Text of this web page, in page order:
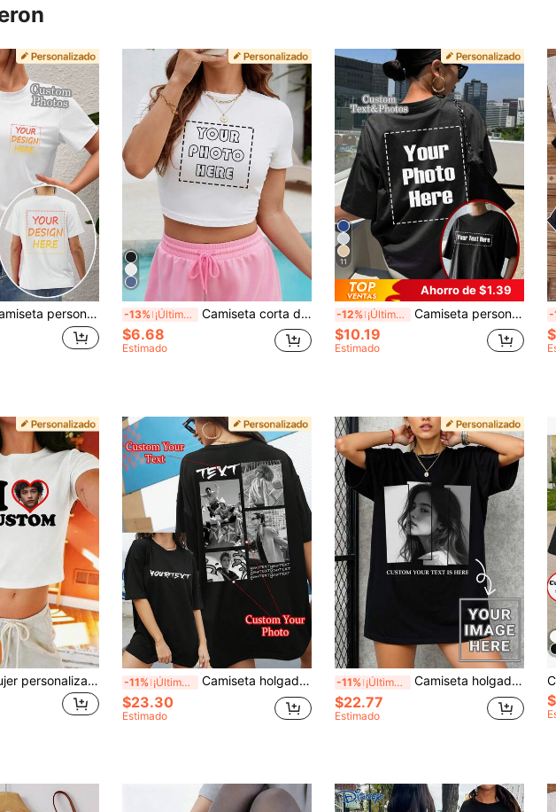
Añade tu foto, estampados en el frente y la espalda, regalo personalizado para novia, pareja a juego, aniversario, Día de San Valentín, Día de la Madre, cumpleaños, vacaciones, hombros rectos, blanco de verano, regalo para ella, estética -13% ¡Últimos 3 días Camiseta corta de manga corta personalizada para mujer, añade tu foto (patrón, selfie, foto de amigo, foto familiar, logo, etc.), diseña tu camiseta de manga corta impresa personalizada, regalo de aniversario blanco, camiseta de bebé de verano, estética Y2K, regalo de cumpleaños
$6.68
Estimado
11
Ahorro de $1.39
-12% ¡Últimos 3 días Camiseta personalizada para mujer - Añade tu texto y fotos (Patrón de paisaje/insignia/foto de pareja/foto familiar/selfie/foto de mascota), Top de verano negro personalizado, Regalo personalizado
$10.19
Estimado
-
Camiseta de mujer personalizable, se pueden añadir fotos y texto, blanca, casual de verano -11% ¡Últimos 3 días Camiseta holgada personalizada con texto para mujer, sube tu foto/foto de grupo/foto de tu mejor amiga, ingresa tu texto/bendición/nombre/texto significativo/divertido, personalización de foto para cumpleaños/Día de San Valentín/aniversario de fiesta/Navidad, top negro para mujer, camiseta holgada de manga corta casual de verano para mujer, Día de San Valentín, regalo de vacaciones, fiesta, regalo especial, pareja, mejor amiga, uniforme de construcción de equipo, personalización corporativa, regalo de cumpleaños
$23.30
Estimado
-11% ¡Últimos 3 días Camiseta holgada para mujer con texto y patrón personalizado, sube tu foto/foto de grupo/foto de tu mejor amiga, reunión familiar de verano en negro
$22.77
Estimado